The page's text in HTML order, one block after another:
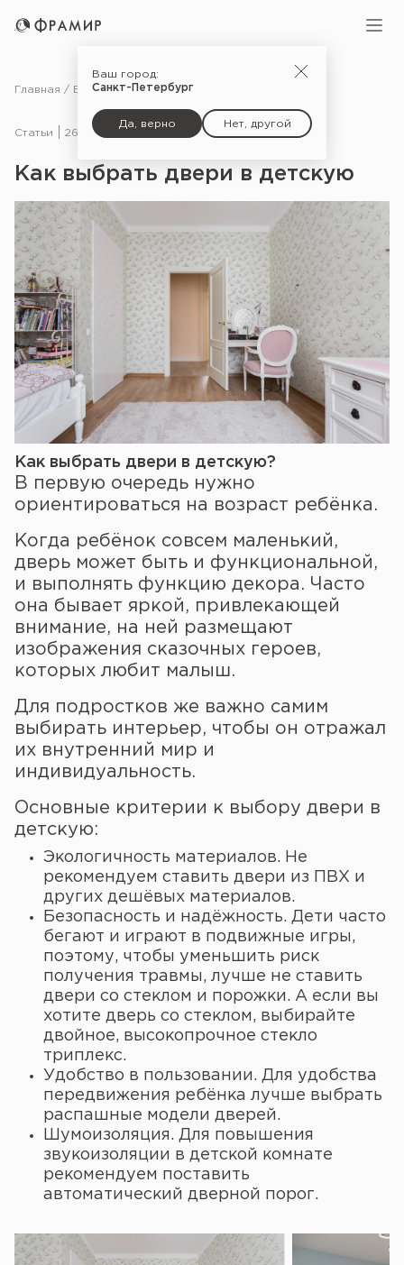
Ваш город:
Санкт-Петербург
Да, верно Нет, другой
Главная Блог Статьи
Статьи 26.01.21
Как выбрать двери в детскую
Как выбрать двери в детскую?
В первую очередь нужно
ориентироваться на возраст ребёнка.
Когда ребёнок совсем маленький,
дверь может быть и функциональной,
и выполнять функцию декора. Часто
она бывает яркой, привлекающей
внимание, на ней размещают
изображения сказочных героев,
которых любит малыш.
Для подростков же важно самим
выбирать интерьер, чтобы он отражал
их внутренний мир и
индивидуальность.
Основные критерии к выбору двери в
детскую:
Экологичность материалов. Не
рекомендуем ставить двери из ПВХ и
других дешёвых материалов.
Безопасность и надёжность. Дети часто
бегают и играют в подвижные игры,
поэтому, чтобы уменьшить риск
получения травмы, лучше не ставить
двери со стеклом и порожки. А если вы
хотите дверь со стеклом, выбирайте
двойное, высокопрочное стекло
триплекс.
Удобство в пользовании. Для удобства
передвижения ребёнка лучше выбрать
распашные модели дверей.
Шумоизоляция. Для повышения
звукоизоляции в детской комнате
рекомендуем поставить
автоматический дверной порог.